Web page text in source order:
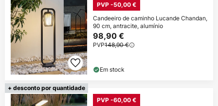
PVP -50,00 €
Candeeiro de caminho Lucande Chandan,
90 cm, antracite, alumínio
98,90 €
PVP148,90 €
Em stock
+ desconto por quantidade
PVP -60,00 €